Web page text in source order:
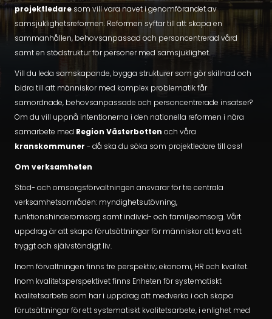
projektledaresom vill vara navet i genomförandet av
samsjuklighetsreformen. Reformen syftar till att skapa en
sammanhållen, behovsanpassad och personcentrerad vård
samt en stödstruktur för personer med samsjuklighet.
Vill du leda samskapande, bygga strukturer som gör skillnad och
bidra till att människor med komplex problematik får
samordnade, behovsanpassade och personcentrerade insatser?
Om du vill uppnå intentionerna i den nationella reformen i nära
samarbete med Region Västerbotten och våra
kranskommuner - då ska du söka som projektledare till oss!
Om verksamheten
Stöd- och omsorgsförvaltningen ansvarar för tre centrala
verksamhetsområden: myndighetsutövning,
funktionshinderomsorg samt individ- och familjeomsorg. Vårt
uppdrag är att skapa förutsättningar för människor att leva ett
tryggt och självständigt liv.
Inom förvaltningen finns tre perspektiv; ekonomi, HR och kvalitet.
Inom kvalitetsperspektivet finns Enheten för systematiskt
kvalitetsarbete som har i uppdrag att medverka i och skapa
förutsättningar för ett systematiskt kvalitetsarbete, i enlighet med